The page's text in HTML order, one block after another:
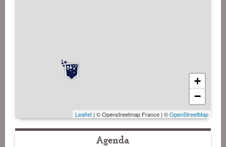
+
−
Leaflet | © Openstreetmap France | ©OpenStreetMap
Agenda